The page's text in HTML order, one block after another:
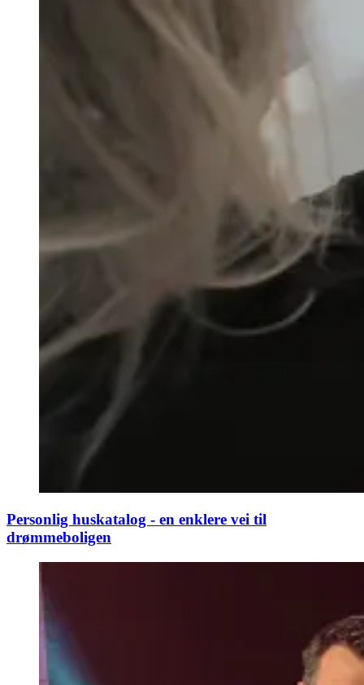
Personlig huskatalog - en enklere vei til
drømmeboligen